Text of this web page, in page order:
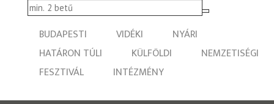
BUDAPESTI VIDÉKI
NYÁRI
HATÁRON TÚLI
KÜLFÖLDI
NEMZETISÉGI
FESZTIVÁL
INTÉZMÉNY